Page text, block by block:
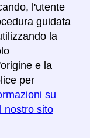
l'utente
guidata
la
e la
per
su
nostro sito